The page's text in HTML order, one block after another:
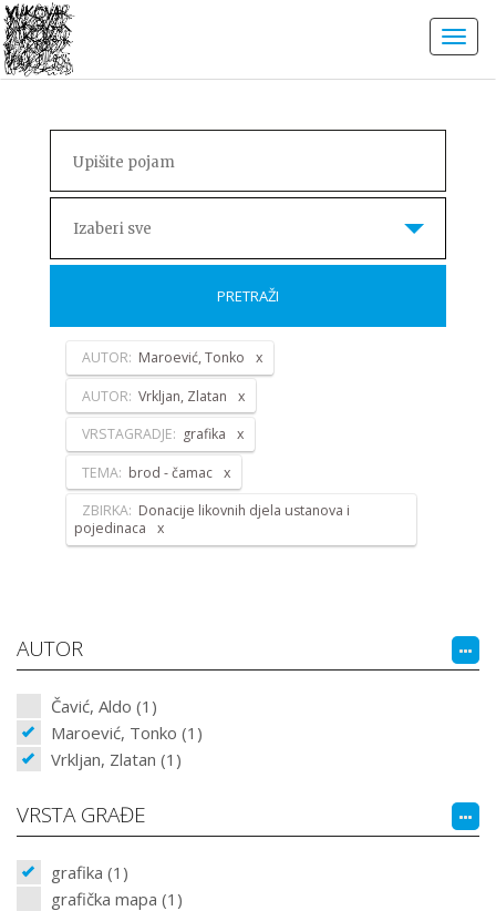
Izaberi sve
PRETRAŽI
AUTOR: Maroević, Tonko
AUTOR: Vrkljan, Zlatan
VRSTAGRADJE: grafika
TEMA: brod - čamac
ZBIRKA: Donacije likovnih djela ustanova i
pojedinaca
AUTOR
Čavić, Aldo (1)
Maroević, Tonko (1)
Vrkljan, Zlatan (1)
VRSTA GRAĐE
grafika (1)
grafička mapa (1)